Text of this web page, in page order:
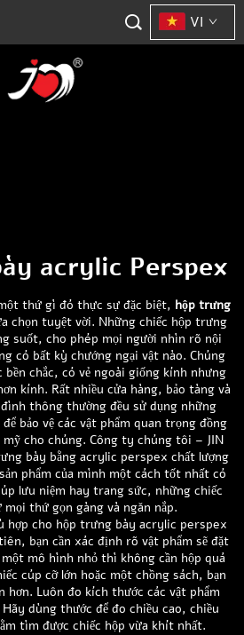
VI
acrylic Perspex
thứ gì đó thực sự đặc biệt, hộp trưng
chọn tuyệt vời. Những chiếc hộp trưng
suốt, cho phép mọi người nhìn rõ nội
có bất kỳ chướng ngại vật nào. Chúng
chắc, có vẻ ngoài giống kính nhưng
kính. Rất nhiều cửa hàng, bảo tàng và
thông thường đều sử dụng những
bảo vệ các vật phẩm quan trọng đồng
cho chúng. Công ty chúng tôi – JIN
bày bằng acrylic perspex chất lượng
phẩm của mình một cách tốt nhất có
lưu niệm hay trang sức, những chiếc
mọi thứ gọn gàng và ngăn nắp.
hợp cho hộp trưng bày acrylic perspex
bạn cần xác định rõ vật phẩm sẽ đặt
mô hình nhỏ thì không cần hộp quá
cúp cỡ lớn hoặc một chồng sách, bạn
hơn. Luôn đo kích thước các vật phẩm
dùng thước để đo chiều cao, chiều
tìm được chiếc hộp vừa khít nhất.